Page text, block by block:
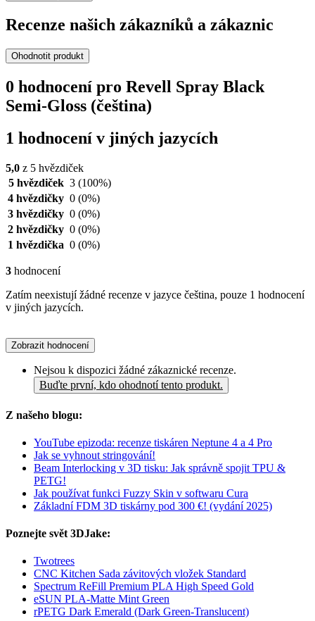
Recenze našich zákazníků a zákaznic
Ohodnotit produkt
0 hodnocení pro Revell Spray Black
Semi-Gloss (čeština)
1 hodnocení v jiných jazycích
5,0 z 5 hvězdiček
5 hvězdiček 3 (100%)
4 hvězdičky 0 (0%)
3 hvězdičky 0 (0%)
2 hvězdičky 0 (0%)
1 hvězdička 0 (0%)
3 hodnocení
Zatím neexistují žádné recenze v jazyce čeština, pouze 1 hodnocení
v jiných jazycích.
Zobrazit hodnocení
Nejsou k dispozici žádné zákaznické recenze.
Buďte první, kdo ohodnotí tento produkt.
Z našeho blogu:
YouTube epizoda: recenze tiskáren Neptune 4 a 4 Pro
Jak se vyhnout stringování!
Beam Interlocking v 3D tisku: Jak správně spojit TPU &
PETG!
Jak používat funkci Fuzzy Skin v softwaru Cura
Základní FDM 3D tiskárny pod 300 €! (vydání 2025)
Poznejte svět 3DJake:
Twotrees
CNC Kitchen Sada závitových vložek Standard
Spectrum ReFill Premium PLA High Speed Gold
eSUN PLA-Matte Mint Green
rPETG Dark Emerald (Dark Green-Translucent)